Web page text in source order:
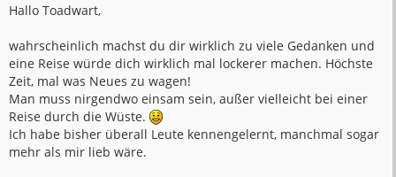
i
t
a
g
Hallo Toadwart,
wahrscheinlich machst du dir wirklich zu viele Gedanken und
eine Reise würde dich wirklich mal lockerer machen. Höchste
Zeit, mal was Neues zu wagen!
Man muss nirgendwo einsam sein, außer vielleicht bei einer
Reise durch die Wüste.
Ich habe bisher überall Leute kennengelernt, manchmal sogar
mehr als mir lieb wäre.